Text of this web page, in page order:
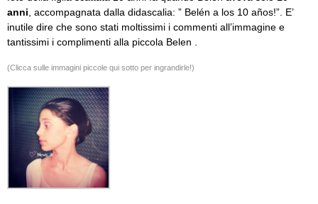
anni , accompagnata dalla didascalia: ” Belén a los 10 años!”. E’
inutile dire che sono stati moltissimi i commenti all’immagine e
tantissimi i complimenti alla piccola Belen .
(Clicca sulle immagini piccole qui sotto per ingrandirle!)